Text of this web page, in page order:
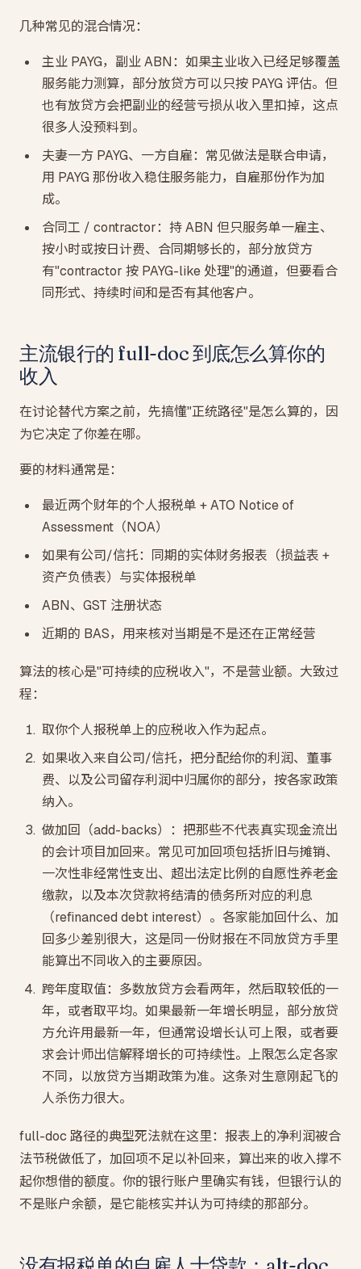
几种常见的混合情况：
主业 PAYG，副业 ABN：如果主业收入已经足够覆盖
服务能力测算，部分放贷方可以只按 PAYG 评估。但
也有放贷方会把副业的经营亏损从收入里扣掉，这点
很多人没预料到。
夫妻一方 PAYG、一方自雇：常见做法是联合申请，
用 PAYG 那份收入稳住服务能力，自雇那份作为加
成。
合同工 / contractor：持 ABN 但只服务单一雇主、
按小时或按日计费、合同期够长的，部分放贷方
有"contractor 按 PAYG-like 处理"的通道，但要看合
同形式、持续时间和是否有其他客户。
主流银行的 full-doc 到底怎么算你的
收入
在讨论替代方案之前，先搞懂"正统路径"是怎么算的，因
为它决定了你差在哪。
要的材料通常是：
最近两个财年的个人报税单 + ATO Notice of
Assessment（NOA）
如果有公司/信托：同期的实体财务报表（损益表 +
资产负债表）与实体报税单
ABN、GST 注册状态
近期的 BAS，用来核对当期是不是还在正常经营
算法的核心是"可持续的应税收入"，不是营业额。大致过
程：
取你个人报税单上的应税收入作为起点。
如果收入来自公司/信托，把分配给你的利润、董事
费、以及公司留存利润中归属你的部分，按各家政策
纳入。
做加回（add-backs）：把那些不代表真实现金流出
的会计项目加回来。常见可加回项包括折旧与摊销、
一次性非经常性支出、超出法定比例的自愿性养老金
缴款，以及本次贷款将结清的债务所对应的利息
（refinanced debt interest）。各家能加回什么、加
回多少差别很大，这是同一份财报在不同放贷方手里
能算出不同收入的主要原因。
跨年度取值：多数放贷方会看两年，然后取较低的一
年，或者取平均。如果最新一年增长明显，部分放贷
方允许用最新一年，但通常设增长认可上限，或者要
求会计师出信解释增长的可持续性。上限怎么定各家
不同，以放贷方当期政策为准。这条对生意刚起飞的
人杀伤力很大。
full-doc 路径的典型死法就在这里：报表上的净利润被合
法节税做低了，加回项不足以补回来，算出来的收入撑不
起你想借的额度。你的银行账户里确实有钱，但银行认的
不是账户余额，是它能核实并认为可持续的那部分。